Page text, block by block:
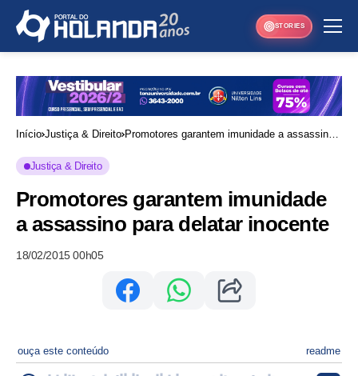
STORIES
Início Justiça & Direito Promotores garantem imunidade a assassino
Justiça & Direito
Promotores garantem imunidade
a assassino para delatar inocente
18/02/2015 00h05
ouça este conteúdo readme